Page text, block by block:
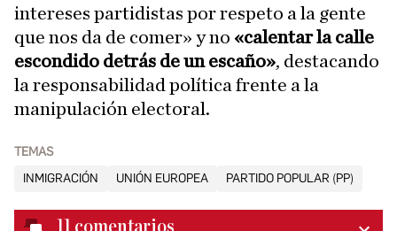
intereses partidistas por respeto a la gente
que nos da de comer» y no «calentar la calle
escondido detrás de un escaño», destacando
la responsabilidad política frente a la
manipulación electoral.
TEMAS
INMIGRACIÓN
UNIÓN EUROPEA PARTIDO POPULAR (PP)
11 comentarios